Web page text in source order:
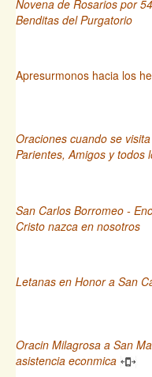
Novena de Rosarios por
Benditas del Purgatorio
Apresurmonos hacia los
Oraciones cuando se
Parientes, Amigos y todos
San Carlos Borromeo -
Cristo nazca en nosotros
Letanas en Honor a San
Oracin Milagrosa a San
asistencia econmica